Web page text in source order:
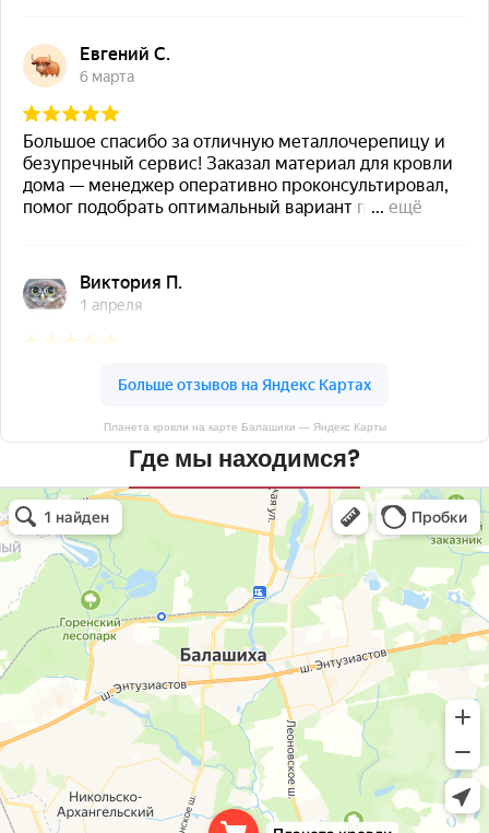
Планета кровли на карте Балашихи — Яндекс Карты
Где мы находимся?
Планета кровли
Кровля и кровельные материалы в Балашихе
Окна в Балашихе